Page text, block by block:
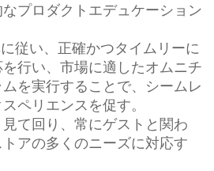
プロダクトエデュケーション
従い、正確かつタイムリーに
行い、市場に適したオムニチ
を実行することで、シームレ
ペリエンスを促す。
て回り、常にゲストと関わ
アの多くのニーズに対応す